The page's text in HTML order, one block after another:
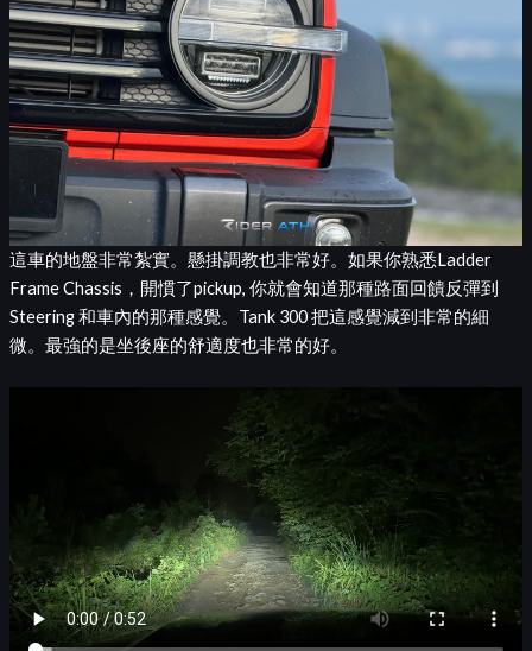
這車的地盤非常紮實。懸掛調教也非常好。如果你熟悉Ladder
Frame Chassis，開慣了pickup, 你就會知道那種路面回饋反彈到
Steering 和車內的那種感覺。Tank 300 把這感覺減到非常的細
微。最強的是坐後座的舒適度也非常的好。